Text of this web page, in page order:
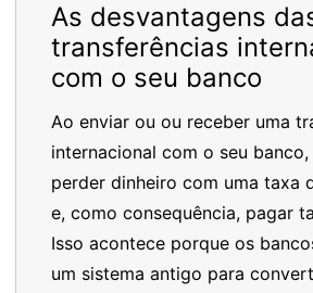
As desvantagens
transferências
com o seu banco
Ao enviar ou ou receber uma
internacional com o seu
perder dinheiro com uma taxa
e, como consequência, pagar
Isso acontece porque os
um sistema antigo para